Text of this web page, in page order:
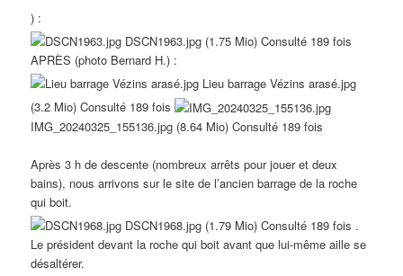
) :
DSCN1963.jpg (1.75 Mio) Consulté 189 fois
APRÈS (photo Bernard H.) :
Lieu barrage Vézins arasé.jpg
(3.2 Mio) Consulté 189 fois
IMG_20240325_155136.jpg (8.64 Mio) Consulté 189 fois
Après 3 h de descente (nombreux arrêts pour jouer et deux
bains), nous arrivons sur le site de l’ancien barrage de la roche
qui boit.
DSCN1968.jpg (1.79 Mio) Consulté 189 fois .
Le président devant la roche qui boit avant que lui-même aille se
désaltérer.